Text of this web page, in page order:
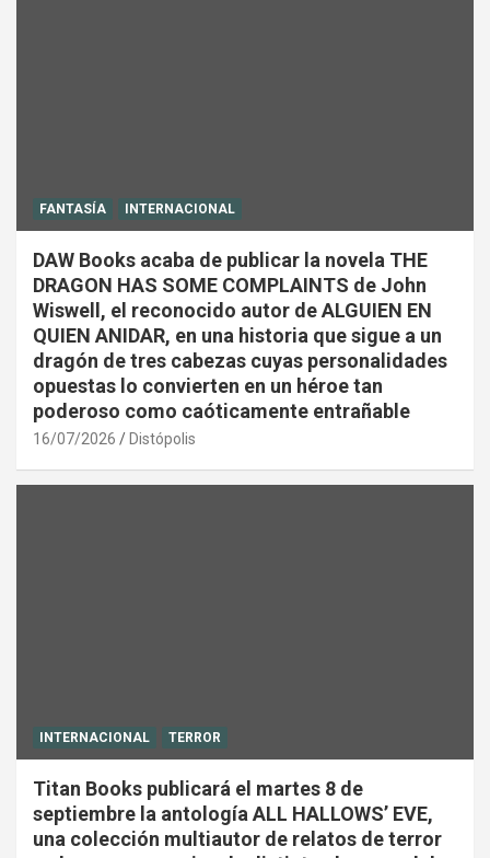
FANTASÍA INTERNACIONAL
DAW Books acaba de publicar la novela THE
DRAGON HAS SOME COMPLAINTS de John
Wiswell, el reconocido autor de ALGUIEN EN
QUIEN ANIDAR, en una historia que sigue a un
dragón de tres cabezas cuyas personalidades
opuestas lo convierten en un héroe tan
poderoso como caóticamente entrañable
16/07/2026 Distópolis
INTERNACIONAL TERROR
Titan Books publicará el martes 8 de
septiembre la antología ALL HALLOWS’ EVE,
una colección multiautor de relatos de terror